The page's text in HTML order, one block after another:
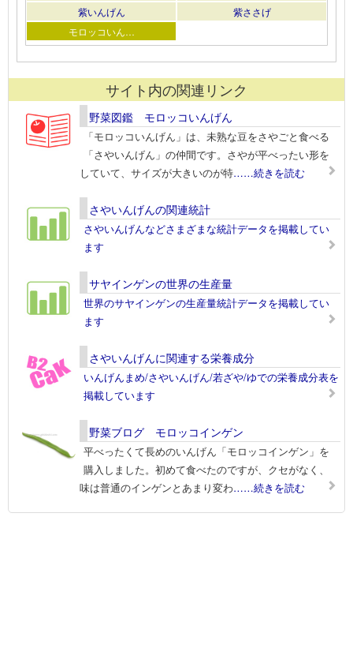
紫いんげん
紫ささげ
モロッコいん…
サイト内の関連リンク
野菜図鑑 モロッコいんげん
「モロッコいんげん」は、未熟な豆をさやごと食べる
「さやいんげん」の仲間です。さやが平べったい形を
していて、サイズが大きいのが特……続きを読む
さやいんげんの関連統計
さやいんげんなどさまざまな統計データを掲載してい
ます
サヤインゲンの世界の生産量
世界のサヤインゲンの生産量統計データを掲載してい
ます
さやいんげんに関連する栄養成分
いんげんまめ/さやいんげん/若ざや/ゆでの栄養成分表を
掲載しています
野菜ブログ モロッコインゲン
平べったくて長めのいんげん「モロッコインゲン」を
購入しました。初めて食べたのですが、クセがなく、
味は普通のインゲンとあまり変わ……続きを読む